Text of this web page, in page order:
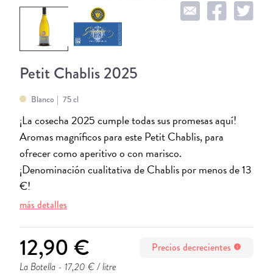
Petit Chablis 2025
Blanco 75 cl
¡La cosecha 2025 cumple todas sus promesas aquí!
Aromas magníficos para este Petit Chablis, para
ofrecer como aperitivo o con marisco.
¡Denominación cualitativa de Chablis por menos de 13
€!
más detalles
12,90 € Precios decrecientes info
La Botella - 17,20 € / litre